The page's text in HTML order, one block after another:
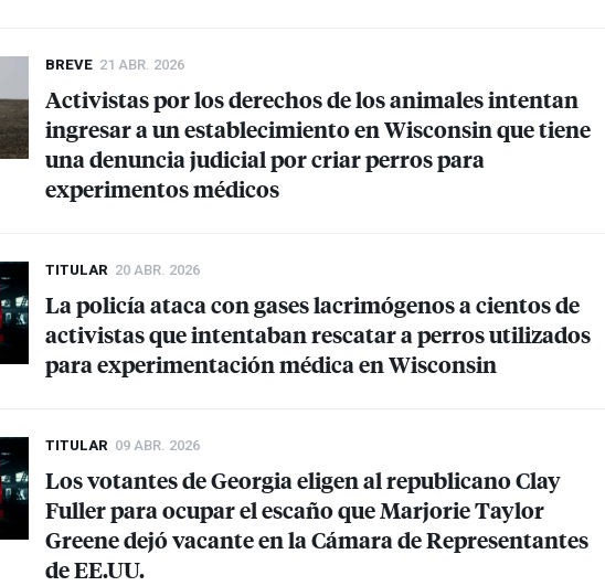
BREVE 21 ABR. 2026
Activistas por los derechos de los animales intentan
ingresar a un establecimiento en Wisconsin que tiene
una denuncia judicial por criar perros para
experimentos médicos
TITULAR 20 ABR. 2026
La policía ataca con gases lacrimógenos a cientos de
activistas que intentaban rescatar a perros utilizados
para experimentación médica en Wisconsin
TITULAR 09 ABR. 2026
Los votantes de Georgia eligen al republicano Clay
Fuller para ocupar el escaño que Marjorie Taylor
Greene dejó vacante en la Cámara de Representantes
de EE.UU.